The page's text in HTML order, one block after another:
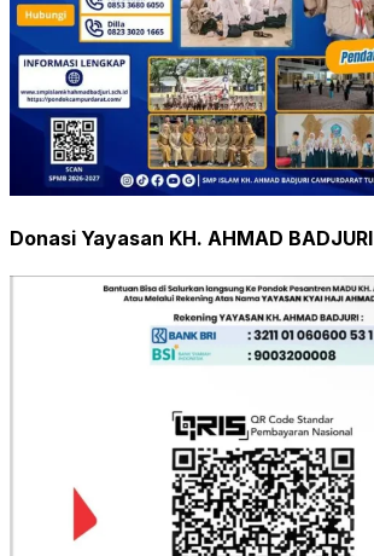
Donasi Yayasan KH. AHMAD BADJURI